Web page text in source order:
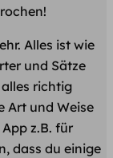
Alles ist wie
und Sätze
richtig
Art und Weise
z.B. für
dass du einige